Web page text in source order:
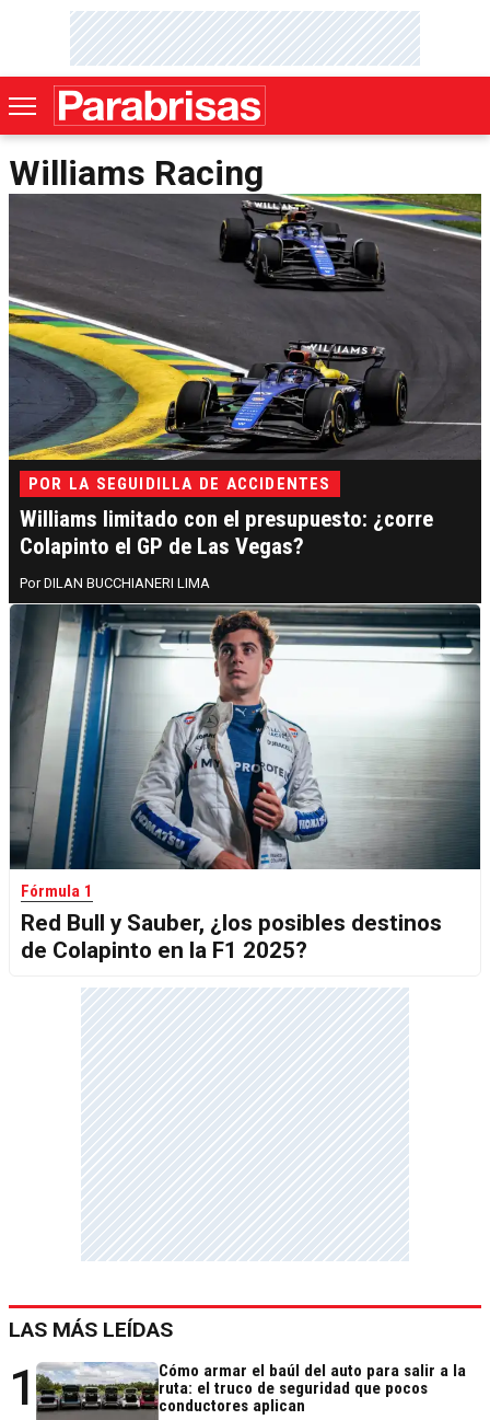
Williams Racing
POR LA SEGUIDILLA DE ACCIDENTES
Williams limitado con el presupuesto: ¿corre
Colapinto el GP de Las Vegas?
DILAN BUCCHIANERI LIMA
Fórmula 1
Red Bull y Sauber, ¿los posibles destinos
de Colapinto en la F1 2025?
LAS MÁS LEÍDAS
1
Cómo armar el baúl del auto para salir a la
ruta: el truco de seguridad que pocos
conductores aplican